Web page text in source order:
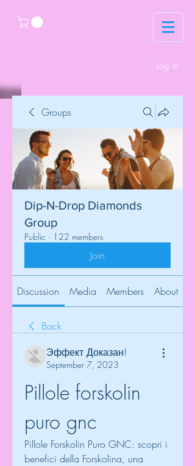
Log In
Groups
Dip-N-Drop Diamonds
Group
Public · 122 members
Join
Discussion Media Members About
Back
Эффект Доказан!
September 7, 2023
Pillole forskolin
puro gnc
Pillole Forskolin Puro GNC: scopri i
benefici della Forskolina, una